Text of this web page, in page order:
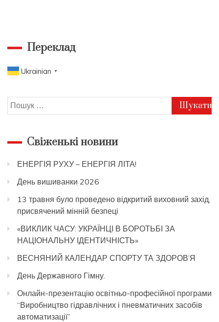
Переклад
Ukrainian ▼
Пошук:
Свіженькі новини
ЕНЕРГІЯ РУХУ – ЕНЕРГІЯ ЛІТА!
День вишиванки 2026
13 травня було проведено відкритий виховний захід,
присвячений мінній безпеці
«ВИКЛИК ЧАСУ: УКРАЇНЦІ В БОРОТЬБІ ЗА
НАЦІОНАЛЬНУ ІДЕНТИЧНІСТЬ»
ВЕСНЯНИЙ КАЛЕНДАР СПОРТУ ТА ЗДОРОВ’Я
День Державного Гімну.
Онлайн-презентацію освітньо-професійної програми
“Виробництво гідравлічних і пневматичних засобів
автоматизації”